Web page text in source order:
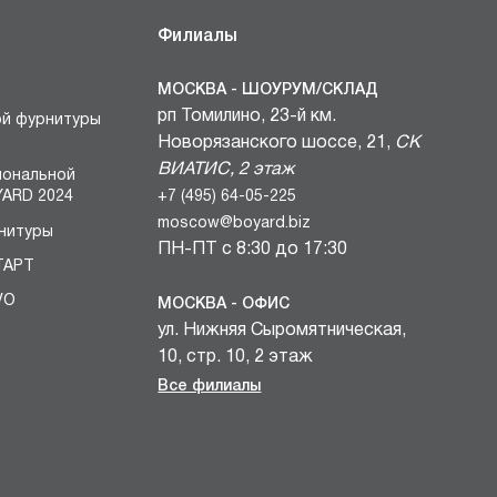
фурнитуры
2024
Филиалы
МОСКВА - ШОУРУМ/СКЛАД
рп Томилино, 23-й км.
Новорязанского шоссе, 21, СК
ВИАТИС, 2 этаж
+7 (495) 64-05-225
moscow@boyard.biz
ПН-ПТ с 8:30 до 17:30
МОСКВА - ОФИС
ул. Нижняя Сыромятническая,
10, стр. 10, 2 этаж
+7 (495) 64-05-225
Все филиалы